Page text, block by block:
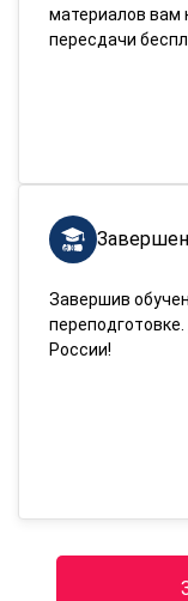
материалов вам
пересдачи
Завершив
России!